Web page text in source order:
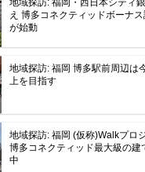
地域探訪: 福岡・西日本シティ
え 博多コネクティッドボーナ
が始動
地域探訪: 福岡 博多駅前周辺は
上を目指す
地域探訪: 福岡 (仮称)Walkプロ
博多コネクティッド最大級の建
中